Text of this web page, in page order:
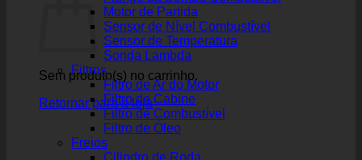
Sem produto(s) no carrinho.
Retornar para a loja
Motor de Partida
Sensor de Nível Combustível
Sensor de Temperatura
Sonda Lambda
Filtros
Filtro de Ar do Motor
Filtro de Cabine
Filtro de Combustível
Filtro de Óleo
Freios
Cilindro de Roda